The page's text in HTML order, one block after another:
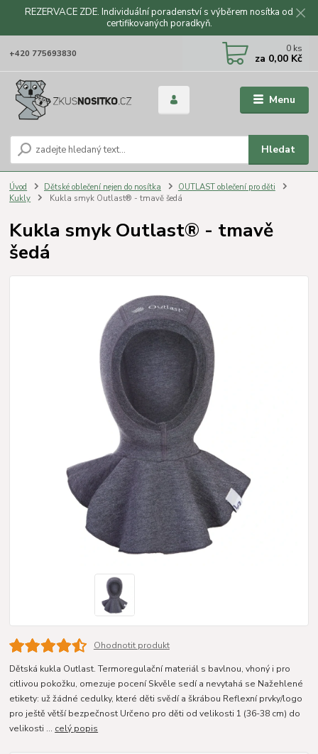
REZERVACE ZDE. Individuální poradenství s výběrem nosítka od
certifikovaných poradkyň.
Menu
Hledat
+420 775693830 0 ks
za 0,00 Kč
Úvod Dětské oblečení nejen do nosítka
OUTLAST oblečení pro děti
Kukly
Kukla smyk Outlast® - tmavě šedá
Kukla smyk Outlast® - tmavě
šedá
Ohodnotit produkt
Dětská kukla Outlast. Termoregulační materiál s bavlnou, vhoný i pro
citlivou pokožku, omezuje pocení Skvěle sedí a nevytahá se Nažehlené
etikety: už žádné cedulky, které děti svědí a škrábou Reflexní prvky/logo
pro ještě větší bezpečnost Určeno pro děti od velikosti 1 (36-38 cm) do
velikosti ... celý popis